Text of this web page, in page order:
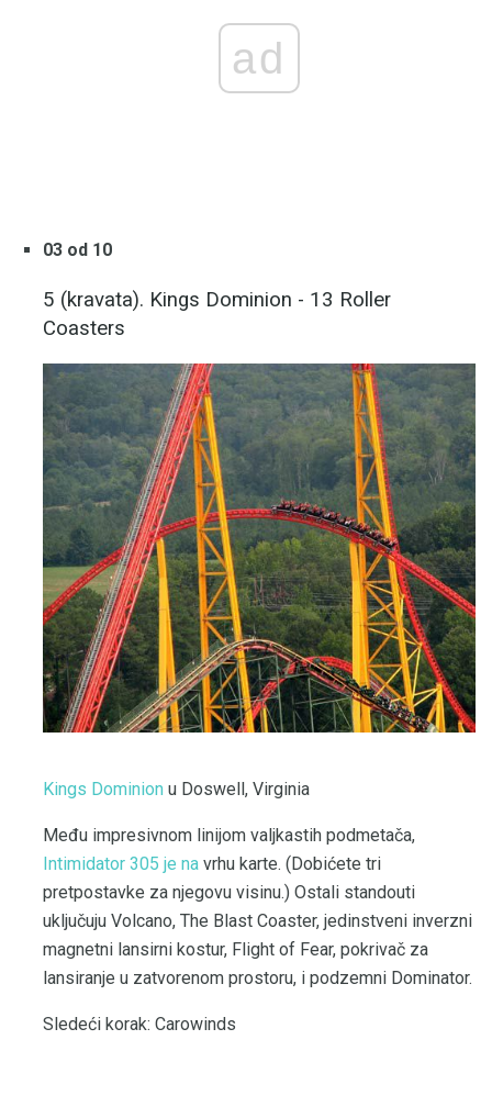
ad
03 od 10
5 (kravata). Kings Dominion - 13 Roller
Coasters
Kings Dominion u Doswell, Virginia
Među impresivnom linijom valjkastih podmetača,
Intimidator 305 je na vrhu karte. (Dobićete tri
pretpostavke za njegovu visinu.) Ostali standouti
uključuju Volcano, The Blast Coaster, jedinstveni inverzni
magnetni lansirni kostur, Flight of Fear, pokrivač za
lansiranje u zatvorenom prostoru, i podzemni Dominator.
Sledeći korak: Carowinds